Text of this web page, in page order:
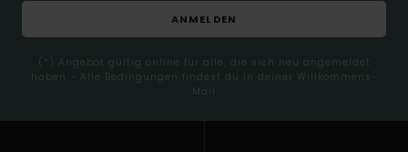
ANMELDEN
(*) Angebot gültig online für alle, die sich neu angemeldet
haben - Alle Bedingungen findest du in deiner Willkommens-
Mail